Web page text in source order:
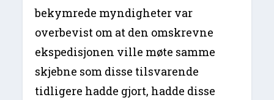
bekymrede myndigheter var
overbevist om at den omskrevne
ekspedisjonen ville møte samme
skjebne som disse tilsvarende
tidligere hadde gjort, hadde disse